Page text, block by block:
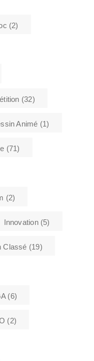
(2)
(32)
Animé (1)
(71)
(2)
Innovation(5)
Classé (19)
(6)
(2)